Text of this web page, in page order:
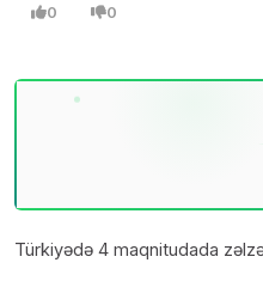
0 0
Türkiyədə 4 maqnitudada